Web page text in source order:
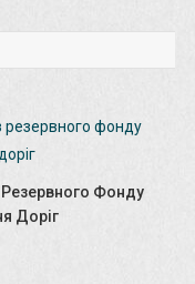
Резервного Фонду
Доріг